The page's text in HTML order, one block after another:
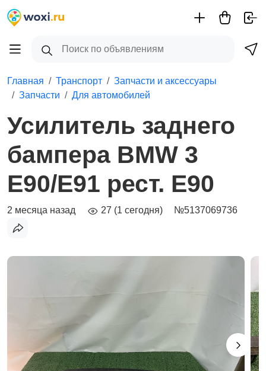
Главная Транспорт
Запчасти и аксессуары
Запчасти
Для автомобилей
Усилитель заднего
бампера BMW 3
E90/E91 рест. E90
2 месяца назад 27 (1 сегодня) №5137069736